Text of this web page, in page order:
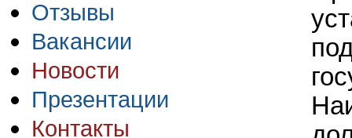
Отзывы
Вакансии
Новости
Презентации
Контакты